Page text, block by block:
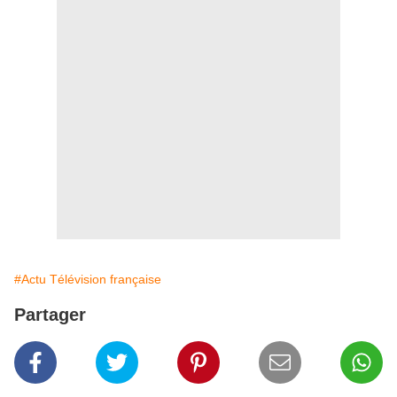
#Actu Télévision française
Partager